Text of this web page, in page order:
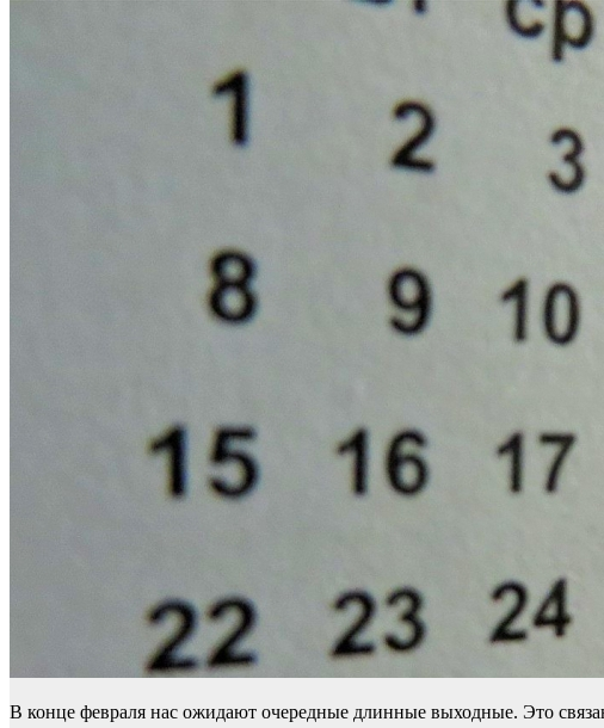
В конце февраля нас ожидают очередные длинные выходные. Это